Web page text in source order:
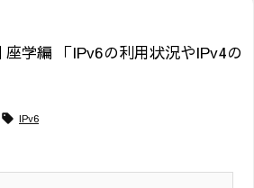
学編 「IPv6の利用状況やIPv4の
 IPv6